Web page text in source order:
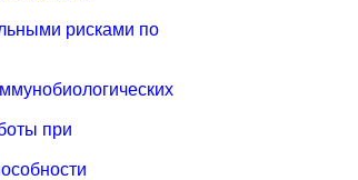
рисками по
при